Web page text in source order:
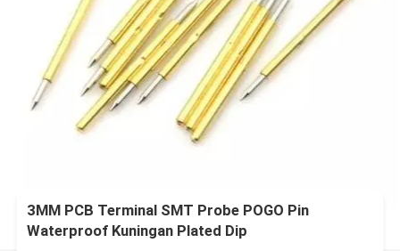
3MM PCB Terminal SMT Probe POGO Pin
Waterproof Kuningan Plated Dip